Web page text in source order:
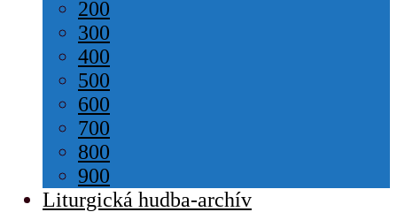
200
300
400
500
600
700
800
900
Liturgická hudba-archív